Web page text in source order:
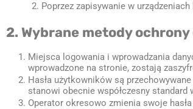
Poprzez zapisywanie w
2. Wybrane metody
Miejsca logowania i wprowadzania
wprowadzone na stronie, zostają
Hasła użytkowników są
stanowi obecnie współczesny standard
Operator okresowo zmienia swoje